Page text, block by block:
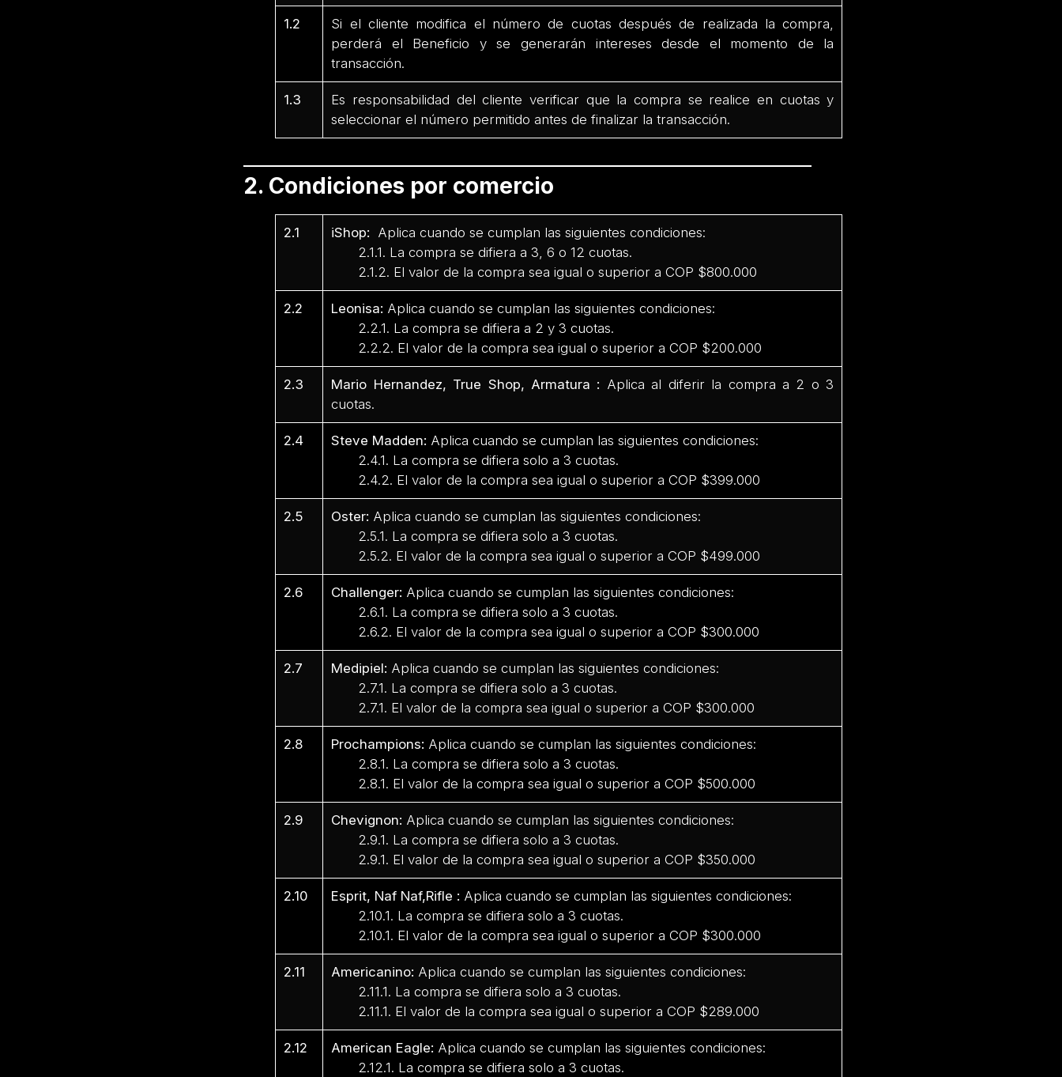
1.2
Si el cliente modifica el número de cuotas después de realizada la compra,
perderá el Beneficio y se generarán intereses desde el momento de la
transacción.
1.3
Es responsabilidad del cliente verificar que la compra se realice en cuotas y
seleccionar el número permitido antes de finalizar la transacción.
2. Condiciones por comercio
2.1 iShop: Aplica cuando se cumplan las siguientes condiciones:
2.1.1. La compra se difiera a 3, 6 o 12 cuotas.
2.1.2. El valor de la compra sea igual o superior a COP $800.000
2.2 Leonisa: Aplica cuando se cumplan las siguientes condiciones:
2.2.1. La compra se difiera a 2 y 3 cuotas.
2.2.2. El valor de la compra sea igual o superior a COP $200.000
2.3 Mario Hernandez, True Shop, Armatura : Aplica al diferir la compra a 2 o 3
cuotas.
2.4 Steve Madden: Aplica cuando se cumplan las siguientes condiciones:
2.4.1. La compra se difiera solo a 3 cuotas.
2.4.2. El valor de la compra sea igual o superior a COP $399.000
2.5 Oster: Aplica cuando se cumplan las siguientes condiciones:
2.5.1. La compra se difiera solo a 3 cuotas.
2.5.2. El valor de la compra sea igual o superior a COP $499.000
2.6 Challenger: Aplica cuando se cumplan las siguientes condiciones:
2.6.1. La compra se difiera solo a 3 cuotas.
2.6.2. El valor de la compra sea igual o superior a COP $300.000
2.7 Medipiel: Aplica cuando se cumplan las siguientes condiciones:
2.7.1. La compra se difiera solo a 3 cuotas.
2.7.1. El valor de la compra sea igual o superior a COP $300.000
2.8 Prochampions: Aplica cuando se cumplan las siguientes condiciones:
2.8.1. La compra se difiera solo a 3 cuotas.
2.8.1. El valor de la compra sea igual o superior a COP $500.000
2.9 Chevignon: Aplica cuando se cumplan las siguientes condiciones:
2.9.1. La compra se difiera solo a 3 cuotas.
2.9.1. El valor de la compra sea igual o superior a COP $350.000
2.10 Esprit, Naf Naf,Rifle : Aplica cuando se cumplan las siguientes condiciones:
2.10.1. La compra se difiera solo a 3 cuotas.
2.10.1. El valor de la compra sea igual o superior a COP $300.000
2.11 Americanino: Aplica cuando se cumplan las siguientes condiciones:
2.11.1. La compra se difiera solo a 3 cuotas.
2.11.1. El valor de la compra sea igual o superior a COP $289.000
2.12 American Eagle: Aplica cuando se cumplan las siguientes condiciones:
2.12.1. La compra se difiera solo a 3 cuotas.